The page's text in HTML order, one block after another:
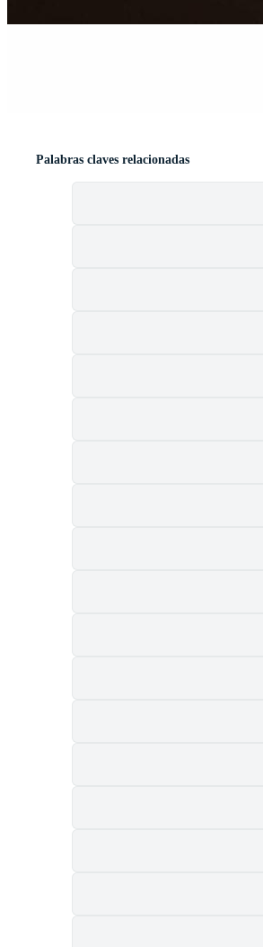
Palabras claves relacionadas